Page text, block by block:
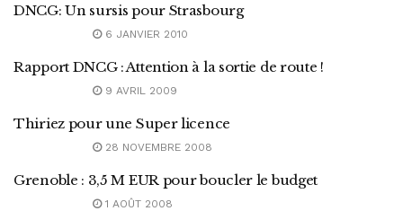
DNCG: Un sursis pour Strasbourg
6 JANVIER 2010
Rapport DNCG : Attention à la sortie de route !
9 AVRIL 2009
Thiriez pour une Super licence
28 NOVEMBRE 2008
Grenoble : 3,5 M EUR pour boucler le budget
1 AOÛT 2008